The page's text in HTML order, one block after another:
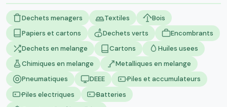
Dechets menagers Textiles
Bois
Papiers et cartons
Dechets verts
Encombrants
Dechets en melange
Cartons
Huiles usees
Chimiques en melange
Metalliques en melange
Pneumatiques
DEEE
Piles et accumulateurs
Piles electriques
Batteries